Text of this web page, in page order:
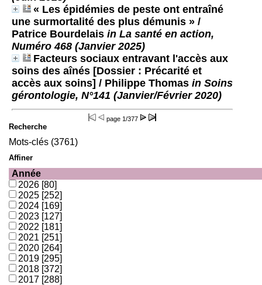
« Les épidémies de peste ont entraîné
une surmortalité des plus démunis » /
Patrice Bourdelais in La santé en action,
Numéro 468 (Janvier 2025)
Facteurs sociaux entravant l'accès aux
soins des aînés [Dossier : Précarité et
accès aux soins] / Philippe Thomas in Soins
gérontologie, N°141 (Janvier/Février 2020)
page 1/377
Recherche
Mots-clés (3761)
Affiner
Année
2026 [80]
2025 [252]
2024 [169]
2023 [127]
2022 [181]
2021 [251]
2020 [264]
2019 [295]
2018 [372]
2017 [288]